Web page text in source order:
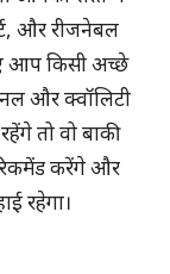
और रीजनेबल
आप किसी अच्छे
और क्वॉलिटी
तो वो बाकी
करेंगे और
रहेगा।